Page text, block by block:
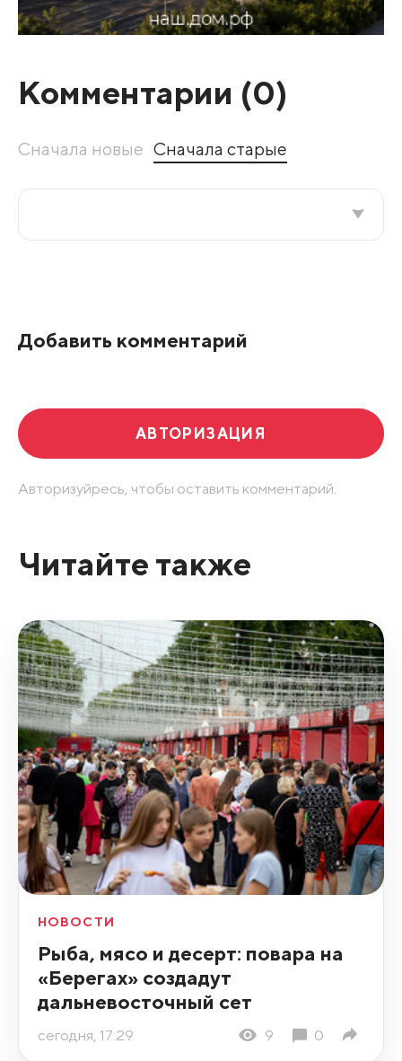
Комментарии (0)
Сначала новые Сначала старые
Добавить комментарий
АВТОРИЗАЦИЯ
Авторизуйресь, чтобы оставить комментарий.
Читайте также
НОВОСТИ
Рыба, мясо и десерт: повара на
«Берегах» создадут
дальневосточный сет
сегодня, 17:29 9 0